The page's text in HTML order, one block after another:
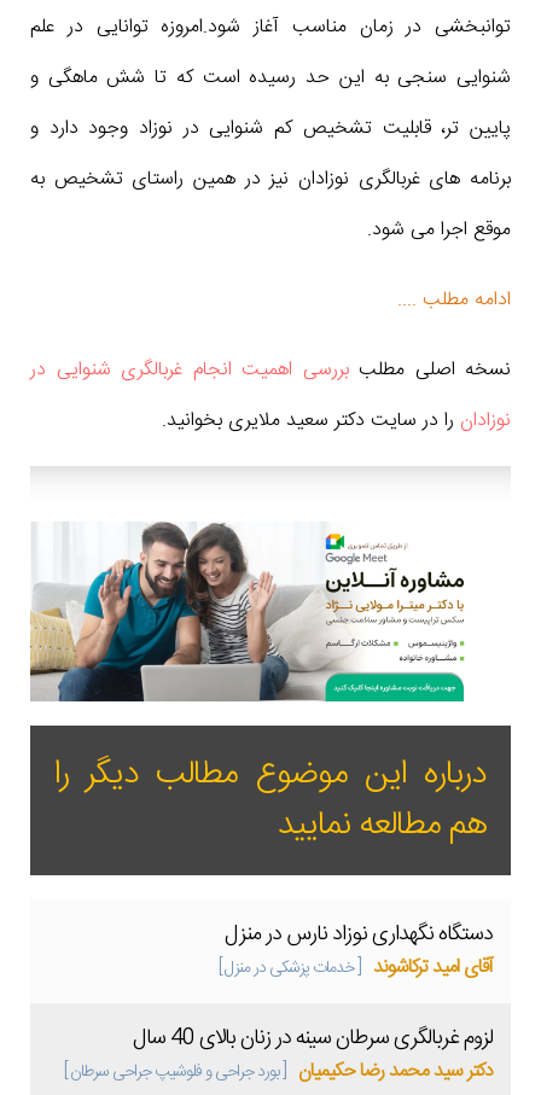
توانبخشی در زمان مناسب آغاز شود.امروزه توانایی در علم
شنوایی سنجی به این حد رسیده است که تا شش ماهگی و
پایین تر، قابلیت تشخیص کم شنوایی در نوزاد وجود دارد و
برنامه های غربالگری نوزادان نیز در همین راستای تشخیص به
موقع اجرا می شود.
ادامه مطلب ....
نسخه اصلی مطلببررسی اهمیت انجام غربالگری شنوایی در
نوزادان را در سایت دکتر سعید ملایری بخوانید.
درباره این موضوع مطالب دیگر را
هم مطالعه نمایید
دستگاه نگهداری نوزاد نارس در منزل
آقای امید ترکاشوند [ خدمات پزشکی در منزل ]
لزوم غربالگری سرطان سینه در زنان بالای 40 سال
دکتر سید محمد رضا حکیمیان [ بورد جراحی و فلوشیپ جراحی سرطان ]